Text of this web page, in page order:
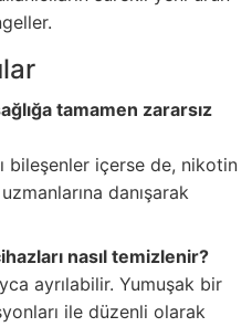
tamamen zararsız
bileşenler içerse de, nikotin
uzmanlarına danışarak
nasıl temizlenir?
ayrılabilir. Yumuşak bir
ile düzenli olarak